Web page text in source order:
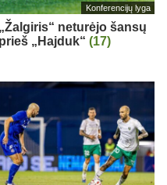
Konferencijų lyga
„Žalgiris“ neturėjo šansų
prieš „Hajduk“ (17)